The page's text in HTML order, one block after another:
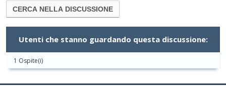
Utenti che stanno guardando questa discussione:
1 Ospite(i)